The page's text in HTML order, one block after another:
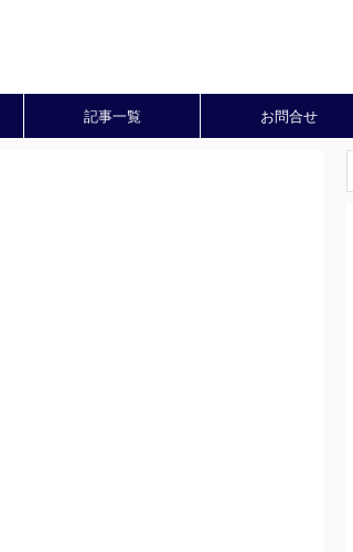
記事一覧 お問合せ